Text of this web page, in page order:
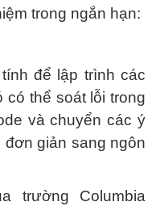
trong ngắn hạn:
để lập trình các
có thể soát lỗi trong
và chuyển các ý
giản sang ngôn
trường Columbia